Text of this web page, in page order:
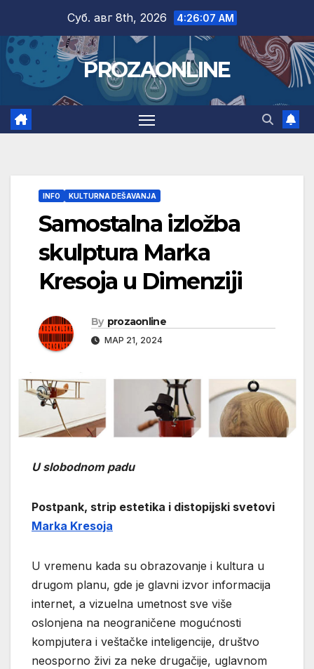
content
Суб. авг 8th, 2026 4:26:08 AM
PROZAONLINE
INFO KULTURNA DEŠAVANJA
Samostalna izložba
skulptura Marka
Kresoja u Dimenziji
By prozaonline
МАР 21, 2024
U slobodnom padu
Postpank, strip estetika i distopijski svetovi
Marka Kresoja
U vremenu kada su obrazovanje i kultura u
drugom planu, gde je glavni izvor informacija
internet, a vizuelna umetnost sve više
oslonjena na neograničene mogućnosti
kompjutera i veštačke inteligencije, društvo
neosporno živi za neke drugačije, uglavnom